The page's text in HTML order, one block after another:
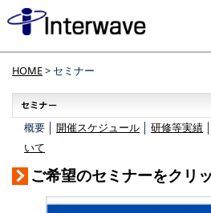
HOME> セミナー
概要 │ 開催スケジュール 研修等実績
いて
ご希望のセミナーをクリ